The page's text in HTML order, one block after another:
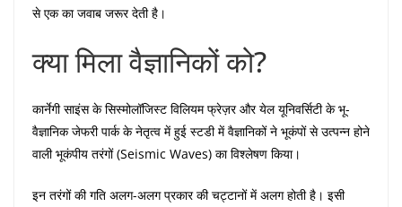
से एक का जवाब जरूर देती है।
क्या मिला वैज्ञानिकों को?
कार्नेगी साइंस के सिस्मोलॉजिस्ट विलियम फ्रेज़र और येल यूनिवर्सिटी के भू-
वैज्ञानिक जेफरी पार्क के नेतृत्व में हुई स्टडी में वैज्ञानिकों ने भूकंपों से उत्पन्न होने
वाली भूकंपीय तरंगों (Seismic Waves) का विश्लेषण किया।
इन तरंगों की गति अलग-अलग प्रकार की चट्टानों में अलग होती है। इसी